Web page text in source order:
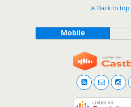
Back to top
Mobile